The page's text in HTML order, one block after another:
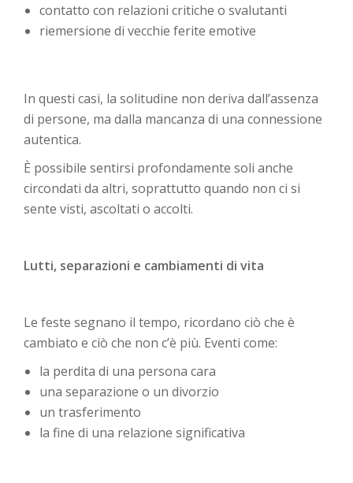
contatto con relazioni critiche o svalutanti
riemersione di vecchie ferite emotive
In questi casi, la solitudine non deriva dall’assenza
di persone, ma dalla mancanza di una connessione
autentica.
È possibile sentirsi profondamente soli anche
circondati da altri, soprattutto quando non ci si
sente visti, ascoltati o accolti.
Lutti, separazioni e cambiamenti di vita
Le feste segnano il tempo, ricordano ciò che è
cambiato e ciò che non c’è più. Eventi come:
la perdita di una persona cara
una separazione o un divorzio
un trasferimento
la fine di una relazione significativa